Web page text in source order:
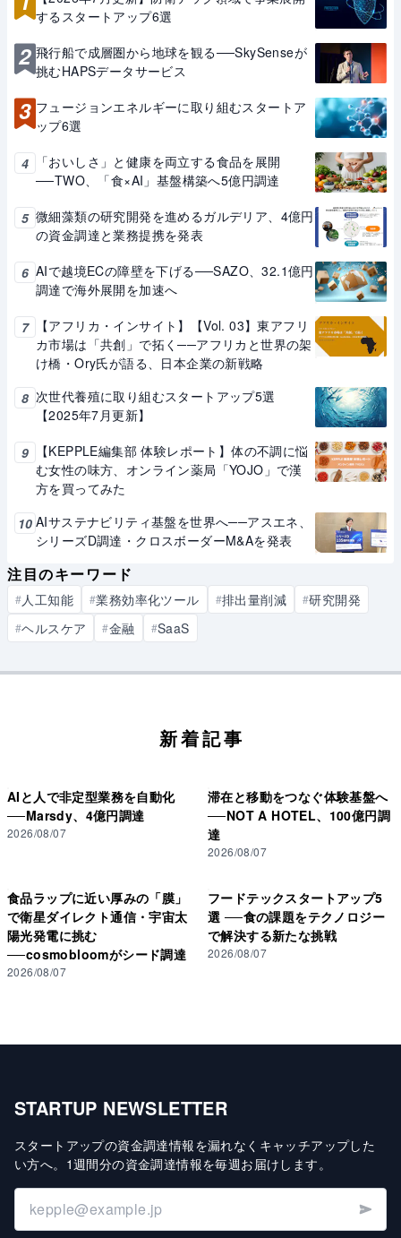
するスタートアップ6選
2 飛行船で成層圏から地球を観る──SkySenseが
挑むHAPSデータサービス
3 フュージョンエネルギーに取り組むスタートア
ップ6選
4
「おいしさ」と健康を両立する食品を展開
──TWO、「食×AI」基盤構築へ5億円調達
5 微細藻類の研究開発を進めるガルデリア、4億円
の資金調達と業務提携を発表
6 AIで越境ECの障壁を下げる──SAZO、32.1億円
調達で海外展開を加速へ
7
【アフリカ・インサイト】【Vol. 03】東アフリ
カ市場は「共創」で拓く──アフリカと世界の架
け橋・Ory氏が語る、日本企業の新戦略
8 次世代養殖に取り組むスタートアップ5選
【2025年7月更新】
9
【KEPPLE編集部 体験レポート】体の不調に悩
む女性の味方、オンライン薬局「YOJO」で漢
方を買ってみた
10 AIサステナビリティ基盤を世界へ──アスエネ、
シリーズD調達・クロスボーダーM&Aを発表
注目のキーワード
#人工知能 #業務効率化ツール #排出量削減 #研究開発
#ヘルスケア #金融 #SaaS
新着記事
AIと人で非定型業務を自動化
──Marsdy、4億円調達
2026/08/07
滞在と移動をつなぐ体験基盤へ
──NOT A HOTEL、100億円調
達
2026/08/07
食品ラップに近い厚みの「膜」
で衛星ダイレクト通信・宇宙太
陽光発電に挑む
──cosmobloomがシード調達
2026/08/07
フードテックスタートアップ5
選 ──食の課題をテクノロジー
で解決する新たな挑戦
2026/08/07
STARTUP NEWSLETTER
スタートアップの資金調達情報を漏れなくキャッチアップした
い方へ。 1週間分の資金調達情報を毎週お届けします。